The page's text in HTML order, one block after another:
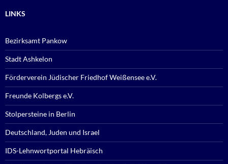
LINKS
Bezirksamt Pankow
Stadt Ashkelon
Förderverein Jüdischer Friedhof Weißensee e.V.
Freunde Kolbergs e.V.
Stolpersteine in Berlin
Deutschland, Juden und Israel
IDS-Lehnwortportal Hebräisch